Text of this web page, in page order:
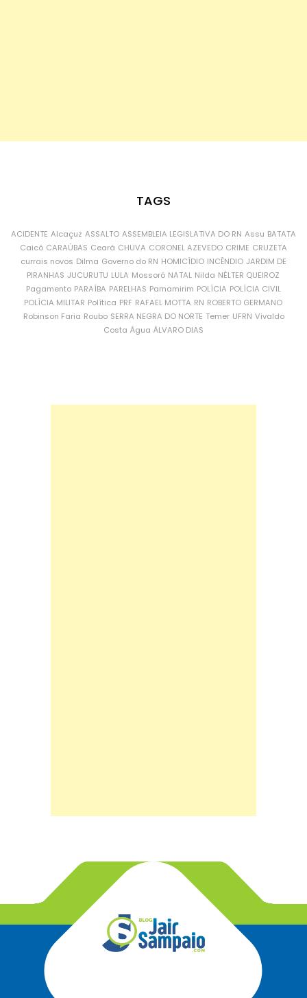
TAGS
ACIDENTE Alcaçuz ASSALTO ASSEMBLEIA LEGISLATIVA DO RN Assu BATATA
Caicó CARAÚBAS Ceará CHUVA CORONEL AZEVEDO CRIME CRUZETA
currais novos Dilma Governo do RN HOMICÍDIO INCÊNDIO JARDIM DE
PIRANHAS JUCURUTU LULA Mossoró NATAL Nilda NÉLTER QUEIROZ
Pagamento PARAÍBA PARELHAS Parnamirim POLÍCIA POLÍCIA CIVIL
POLÍCIA MILITAR Política PRF RAFAEL MOTTA RN ROBERTO GERMANO
Robinson Faria Roubo SERRA NEGRA DO NORTE Temer UFRN Vivaldo
Costa Água ÁLVARO DIAS